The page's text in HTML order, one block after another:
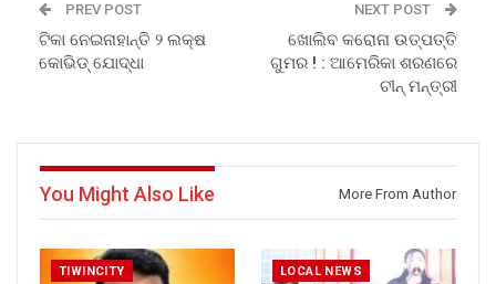
PREV POST
ଟିକା ନେଇନାହାନ୍ତି ୨ ଲକ୍ଷ
କୋଭିଡ୍ ଯୋଦ୍ଧା
NEXT POST
ଖୋଲିବ କରୋନା ଉତ୍ପତ୍ତି
ଗୁମର ! : ଆମେରିକା ଶରଣରେ
ଚୀନ୍ ମନ୍ତ୍ରୀ
You Might Also Like More From Author
TIWINCITY LOCAL NEWS